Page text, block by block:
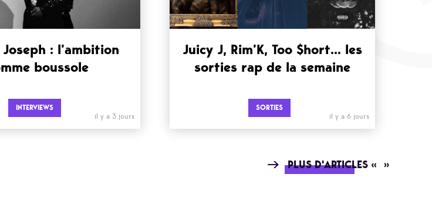
: l’ambition
boussole
INTERVIEWS
il y a 3 jours
Juicy J, Rim’K, Too $hort… les
sorties rap de la semaine
SORTIES
il y a 6 jours
PLUS D'ARTICLES « »